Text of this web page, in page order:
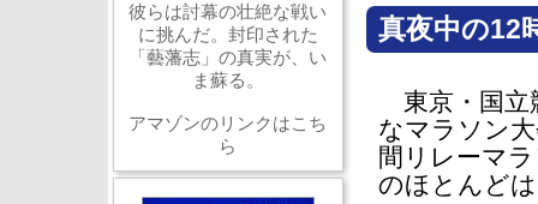
真夜中の12
東京・国立
なマラソン
間リレーマ
のほとんど
彼らは討幕の壮絶な戦い
に挑んだ。封印された
「藝藩志」の真実が、い
ま蘇る。
アマゾンのリンクはこち
ら